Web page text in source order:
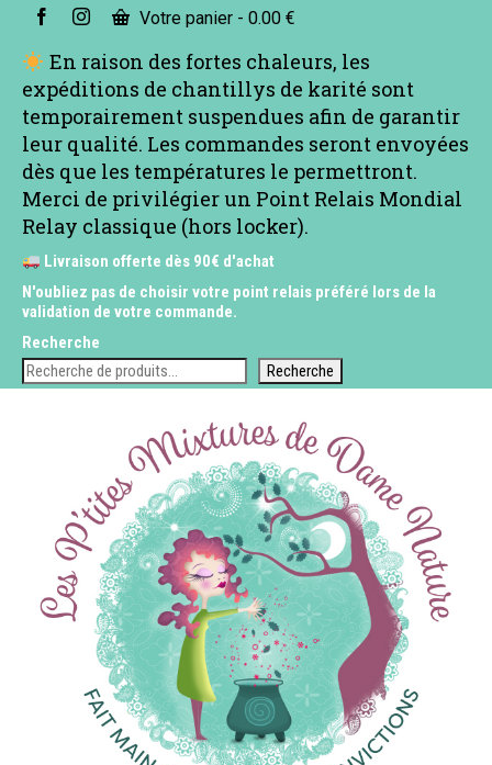
Votre panier - 0.00 €
En raison des fortes chaleurs, les
expéditions de chantillys de karité sont
temporairement suspendues afin de garantir
leur qualité. Les commandes seront envoyées
dès que les températures le permettront.
Merci de privilégier un Point Relais Mondial
Relay classique (hors locker).
Livraison offerte dès 90€ d'achat
N'oubliez pas de choisir votre point relais préféré lors de la
validation de votre commande.
Recherche
Recherche